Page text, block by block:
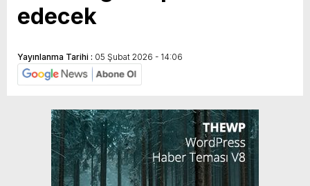
edecek
Yayınlanma Tarihi : 05 Şubat 2026 - 14:06